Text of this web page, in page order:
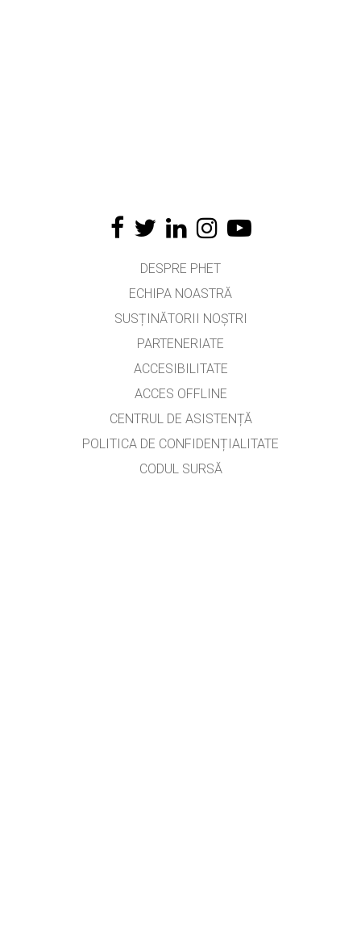
DESPRE PHET
ECHIPA NOASTRĂ
SUSȚINĂTORII NOȘTRI
PARTENERIATE
ACCESIBILITATE
ACCES OFFLINE
CENTRUL DE ASISTENȚĂ
POLITICA DE CONFIDENȚIALITATE
CODUL SURSĂ